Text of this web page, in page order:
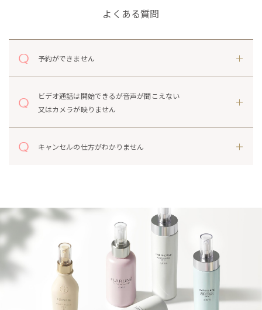
よくある質問
予約ができません
ビデオ通話は開始できるが音声が聞こえない
又はカメラが映りません
キャンセルの仕方がわかりません